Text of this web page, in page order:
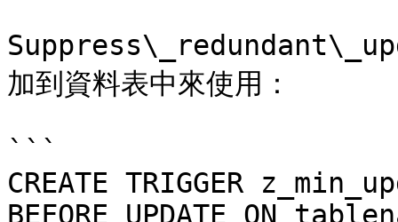
加到資料表中來使用：
```
CREATE TRIGGER
BEFORE UPDATE ON